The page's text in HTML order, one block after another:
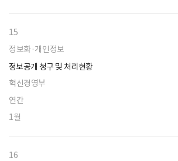
15
정보화·개인정보
정보공개 청구 및 처리현황
혁신경영부
연간
1월
16